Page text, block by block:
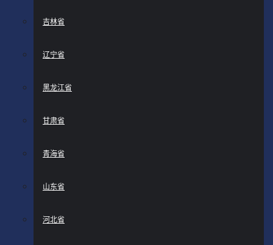
吉林省
辽宁省
黑龙江省
甘肃省
青海省
山东省
河北省